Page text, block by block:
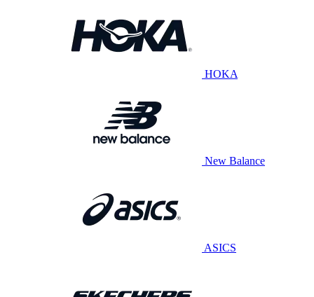
HOKA
New Balance
ASICS